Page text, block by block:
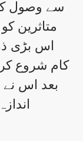
سے وصول
متاثرین
اس بڑی
کام شروع
بعد اس نے